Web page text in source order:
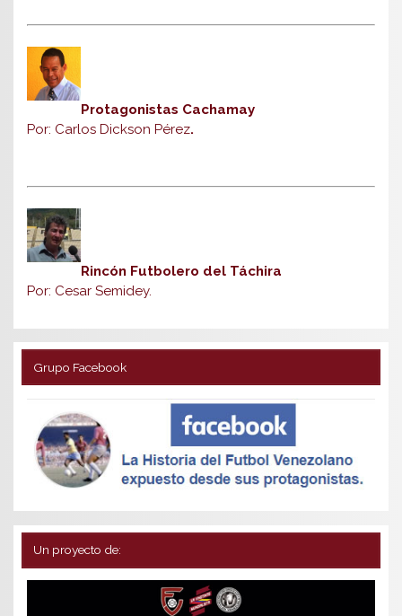
Protagonistas Cachamay
Por: Carlos Dickson Pérez.
Rincón Futbolero del Táchira
Por: Cesar Semidey.
Grupo Facebook
Un proyecto de: